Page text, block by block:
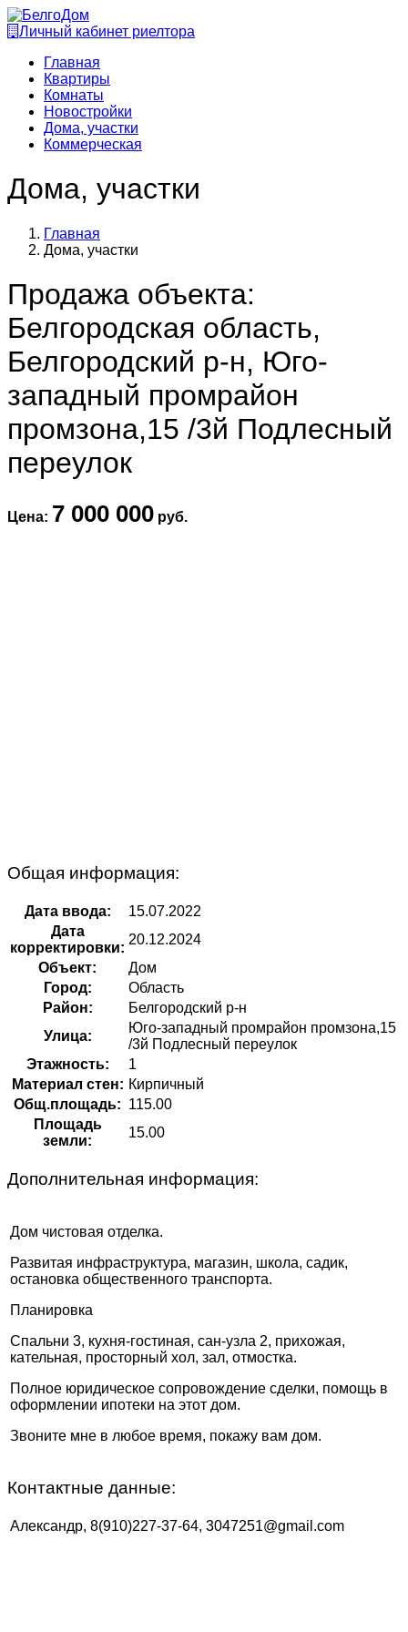
Личный кабинет риелтора
Главная
Квартиры
Комнаты
Новостройки
Дома, участки
Коммерческая
Дома, участки
Главная
Дома, участки
Продажа объекта:
Белгородская область,
Белгородский р-н, Юго-
западный промрайон
промзона,15 /3й Подлесный
переулок
Цена: 7 000 000 руб.
Общая информация:
Дата ввода:
15.07.2022
Дата
корректировки:
20.12.2024
Объект:
Дом
Город:
Область
Район:
Белгородский р-н
Улица:
Юго-западный промрайон промзона,15
/3й Подлесный переулок
Этажность:
1
Материал стен: Кирпичный
Общ.площадь: 115.00
Площадь
земли:
15.00
Дополнительная информация:
Дом чистовая отделка.
Развитая инфраструктура, магазин, школа, садик,
остановка общественного транспорта.
Планировка
Спальни 3, кухня-гостиная, сан-узла 2, прихожая,
кательная, просторный хол, зал, отмостка.
Полное юридическое сопровождение сделки, помощь в
оформлении ипотеки на этот дом.
Звоните мне в любое время, покажу вам дом.
Контактные данные:
Александр, 8(910)227-37-64, 3047251@gmail.com